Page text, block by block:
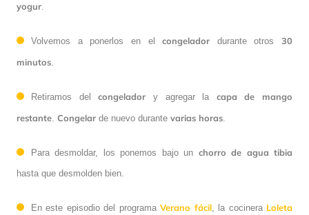
yogur.
Volvemos a ponerlos en elcongelador durante otros
30
minutos.
Retiramos delcongelador y agregar la capa de mango
restante. Congelar de nuevo durante varias horas.
Para desmoldar, los ponemos bajo un chorro de agua tibia
hasta que desmolden bien.
En este episodio del programaVerano fácil, la cocinera Loleta